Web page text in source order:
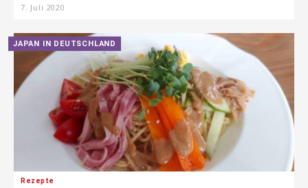
7. Juli 2020
JAPAN IN DEUTSCHLAND
Rezepte